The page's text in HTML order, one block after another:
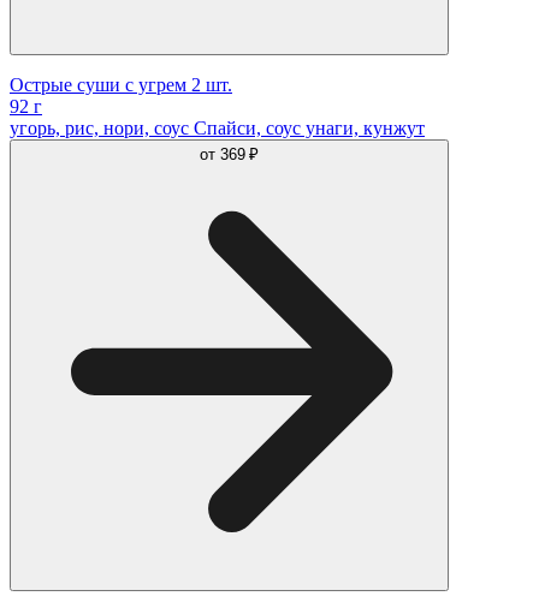
Острые суши с угрем 2 шт.
92 г
угорь, рис, нори, соус Спайси, соус унаги, кунжут
от 369 ₽